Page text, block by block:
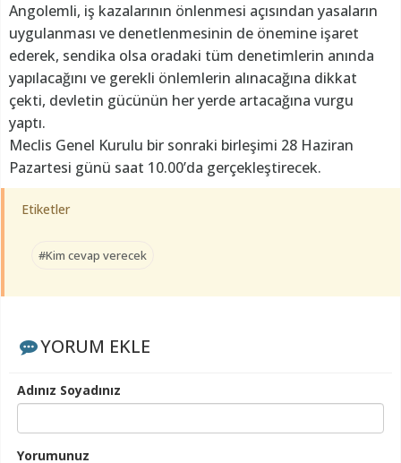
Angolemli, iş kazalarının önlenmesi açısından yasaların
uygulanması ve denetlenmesinin de önemine işaret
ederek, sendika olsa oradaki tüm denetimlerin anında
yapılacağını ve gerekli önlemlerin alınacağına dikkat
çekti, devletin gücünün her yerde artacağına vurgu
yaptı.
Meclis Genel Kurulu bir sonraki birleşimi 28 Haziran
Pazartesi günü saat 10.00’da gerçekleştirecek.
Etiketler
#Kim cevap verecek
YORUM EKLE
Adınız Soyadınız
Yorumunuz